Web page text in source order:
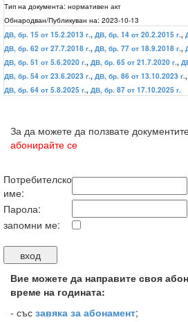
Тип на документа: нормативен акт
Обнародван/Публикуван на: 2023-10-13
ДВ, бр. 15 от 15.2.2013 г., ДВ, бр. 14 от 20.2.2015 г.,
ДВ, бр. 62 от 27.7.2018 г., ДВ, бр. 77 от 18.9.2018 г.,
ДВ, бр. 51 от 5.6.2020 г., ДВ, бр. 65 от 21.7.2020 г.,
ДВ, бр. 54 от 23.6.2023 г., ДВ, бр. 86 от 13.10.2023 г.,
ДВ, бр. 64 от 5.8.2025 г., ДВ, бр. 87 от 17.10.2025 г.
За да можете да ползвате
абонирайте се
Потребителско
име:
Парола:
запомни ме:
Вие можете да направите своя
време на годината:
- със завяка за абонамент;